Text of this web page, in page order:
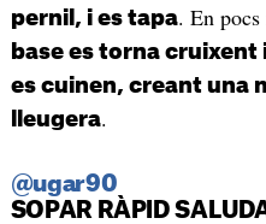
pernil, i es tapa. En
base es torna
es cuinen, creant una
lleugera.
@ugar90
SOPAR RÀPID